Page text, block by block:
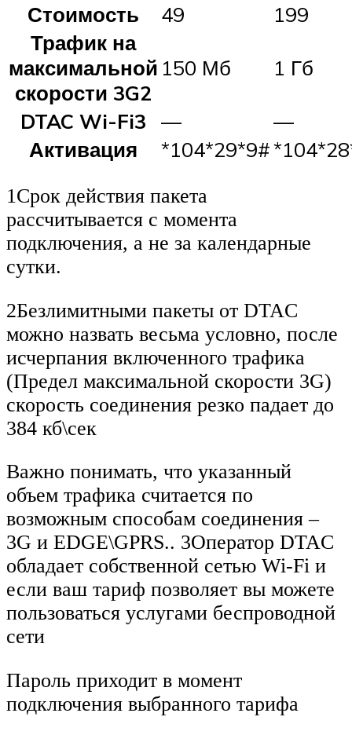
Стоимость
49
199
Трафик на
максимальной
скорости 3G2
150 Мб 1 Гб
DTAC Wi-Fi3 —
—
Активация
*104*29*9#
1Срок действия пакета
рассчитывается с момента
подключения, а не за календарные
сутки.
2Безлимитными пакеты от DTAC
можно назвать весьма условно, после
исчерпания включенного трафика
(Предел максимальной скорости 3G)
скорость соединения резко падает до
384 кб\сек
Важно понимать, что указанный
объем трафика считается по
возможным способам соединения –
3G и EDGE\GPRS.. 3Оператор DTAC
обладает собственной сетью Wi-Fi и
если ваш тариф позволяет вы можете
пользоваться услугами беспроводной
сети
Пароль приходит в момент
подключения выбранного тарифа